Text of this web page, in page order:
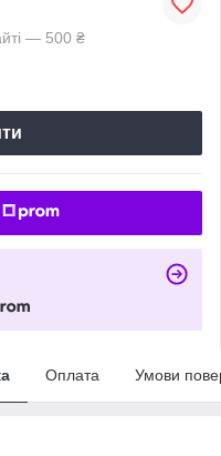
— 500 ₴
Оплата Умови